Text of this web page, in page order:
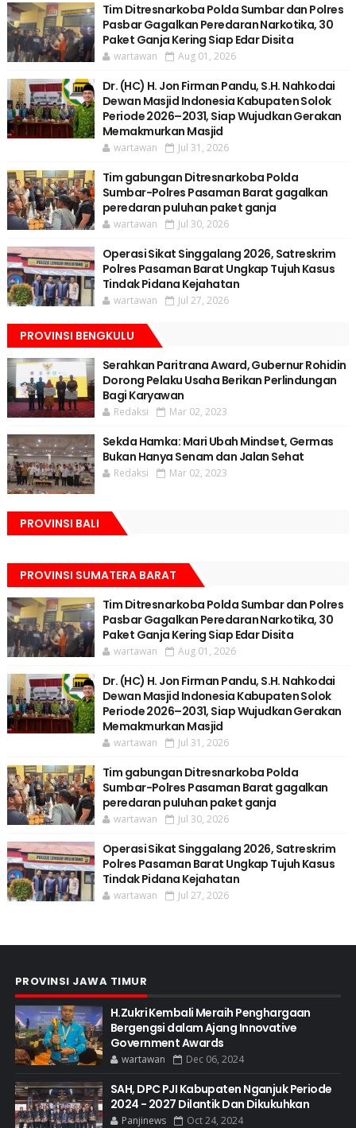
Tim Ditresnarkoba Polda Sumbar dan Polres
Pasbar Gagalkan Peredaran Narkotika, 30
Paket Ganja Kering Siap Edar Disita
wartawan Aug 01, 2026
Dr. (HC) H. Jon Firman Pandu, S.H. Nahkodai
Dewan Masjid Indonesia Kabupaten Solok
Periode 2026–2031, Siap Wujudkan Gerakan
Memakmurkan Masjid
wartawan Jul 31, 2026
Tim gabungan Ditresnarkoba Polda
Sumbar-Polres Pasaman Barat gagalkan
peredaran puluhan paket ganja
wartawan Jul 30, 2026
Operasi Sikat Singgalang 2026, Satreskrim
Polres Pasaman Barat Ungkap Tujuh Kasus
Tindak Pidana Kejahatan
wartawan Jul 27, 2026
PROVINSI BENGKULU
Serahkan Paritrana Award, Gubernur Rohidin
Dorong Pelaku Usaha Berikan Perlindungan
Bagi Karyawan
Redaksi Mar 02, 2023
Sekda Hamka: Mari Ubah Mindset, Germas
Bukan Hanya Senam dan Jalan Sehat
Redaksi Mar 02, 2023
PROVINSI BALI
PROVINSI SUMATERA BARAT
Tim Ditresnarkoba Polda Sumbar dan Polres
Pasbar Gagalkan Peredaran Narkotika, 30
Paket Ganja Kering Siap Edar Disita
wartawan Aug 01, 2026
Dr. (HC) H. Jon Firman Pandu, S.H. Nahkodai
Dewan Masjid Indonesia Kabupaten Solok
Periode 2026–2031, Siap Wujudkan Gerakan
Memakmurkan Masjid
wartawan Jul 31, 2026
Tim gabungan Ditresnarkoba Polda
Sumbar-Polres Pasaman Barat gagalkan
peredaran puluhan paket ganja
wartawan Jul 30, 2026
Operasi Sikat Singgalang 2026, Satreskrim
Polres Pasaman Barat Ungkap Tujuh Kasus
Tindak Pidana Kejahatan
wartawan Jul 27, 2026
PROVINSI JAWA TIMUR
H.Zukri Kembali Meraih Penghargaan
Bergengsi dalam Ajang Innovative
Government Awards
wartawan Dec 06, 2024
SAH, DPC PJI Kabupaten Nganjuk Periode
2024 - 2027 Dilantik Dan Dikukuhkan
Panjinews Oct 24, 2024